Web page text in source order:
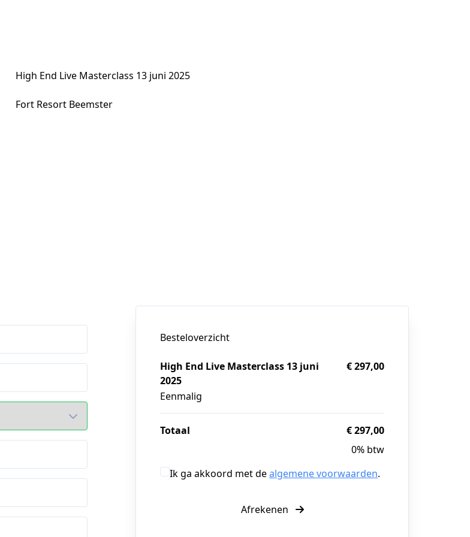
High End Live Masterclass 13 juni 2025
Fort Resort Beemster
Besteloverzicht
High End Live Masterclass 13 juni
2025
Eenmalig
€ 297,00
Totaal
€ 297,00
0% btw
Ik ga akkoord met dealgemene voorwaarden.
Afrekenen